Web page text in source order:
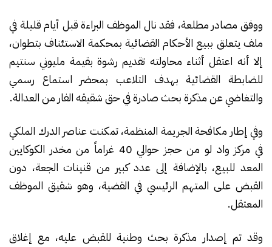
ووفق مصادر مطلعة، فقد نال الموظف البراءة قبل أيام قليلة في
ملف يتعلق ببيع الأحكام القضائية بمحكمة الاستئناف بتطوان،
إلا أنه اعتقل أثناء محاولته تقديم رشوة بقيمة مليوني سنتيم
للضابطة القضائية بهدف التلاعب بمحضر استماع رسمي
والتغاضي عن مذكرة بحث صادرة في حق شقيقه الفار من العدالة.
وفي إطار مكافحة الجريمة المنظمة، تمكنت عناصر الدرك الملكي
في مركز واد لو من حجز حوالي 40 غراماً من مخدر الكوكايين
المعد للبيع، بالإضافة إلى عدد كبير من قنينات الجعة، دون
القبض على المتهم الرئيسي في القضية، وهو شقيق الموظف
المعتقل.
وقد تم إصدار مذكرة بحث وطنية للقبض عليه، مع إغلاق